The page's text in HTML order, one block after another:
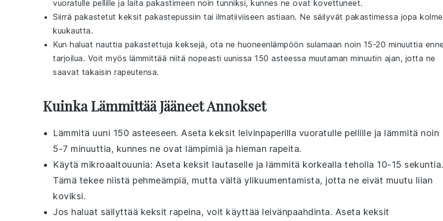
vuoratulle pellille ja laita pakastimeen noin tunniksi, kunnes ne ovat kovettuneet.
Siirrä pakastetut keksit pakastepussiin tai ilmatiiviiseen astiaan. Ne säilyvät pakastimessa jopa kolme
kuukautta.
Kun haluat nauttia pakastettuja keksejä, ota ne huoneenlämpöön sulamaan noin 15-20 minuuttia
tarjoilua. Voit myös lämmittää niitä nopeasti uunissa 150 asteessa muutaman minuutin ajan, jotta ne
saavat takaisin rapeutensa.
Kuinka Lämmittää Jääneet Annokset
Lämmitä uuni 150 asteeseen. Aseta keksit leivinpaperilla vuoratulle pellille ja lämmitä noin
5-7 minuuttia, kunnes ne ovat lämpimiä ja hieman rapeita.
Käytä mikroaaltouunia: Aseta keksit lautaselle ja lämmitä korkealla teholla 10-15 sekuntia.
Tämä tekee niistä pehmeämpiä, mutta vältä ylikuumentamista, jotta ne eivät muutu liian
koviksi.
Jos haluat säilyttää keksit rapeina, voit käyttää leivänpaahdinta. Aseta keksit